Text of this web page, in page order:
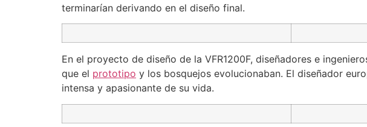
terminarían derivando en el diseño final.
En el proyecto de diseño de la VFR1200F, diseñadores e
que el prototipo y los bosquejos evolucionaban. El diseñador
intensa y apasionante de su vida.